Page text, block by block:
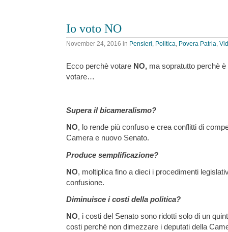
Io voto NO
November 24, 2016 in Pensieri Politica Povera Patria
Ecco perchè votare NO, ma sopratutto perchè
votare…
Supera il bicameralismo?
NO, lo rende più confuso e crea conflitti di
Camera e nuovo Senato.
Produce semplificazione?
NO, moltiplica fino a dieci i procedimenti
confusione.
Diminuisce i costi della politica?
NO, i costi del Senato sono ridotti solo di un
costi perché non dimezzare i deputati della